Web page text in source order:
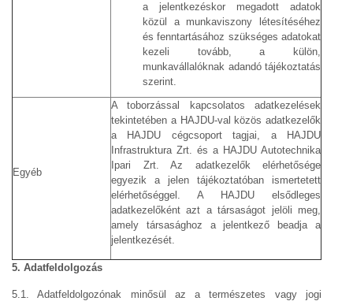
a jelentkezéskor megadott adatok
közül a munkaviszony létesítéséhez
és fenntartásához szükséges adatokat
kezeli tovább, a külön,
munkavállalóknak adandó tájékoztatás
szerint.
Egyéb
A toborzással kapcsolatos adatkezelések
tekintetében a HAJDU-val közös adatkezelők
a HAJDU cégcsoport tagjai, a HAJDU
Infrastruktura Zrt. és a HAJDU Autotechnika
Ipari Zrt. Az adatkezelők elérhetősége
egyezik a jelen tájékoztatóban ismertetett
elérhetőséggel. A HAJDU elsődleges
adatkezelőként azt a társaságot jelöli meg,
amely társasághoz a jelentkező beadja a
jelentkezését.
5. Adatfeldolgozás
5.1. Adatfeldolgozónak minősül az a természetes vagy jogi